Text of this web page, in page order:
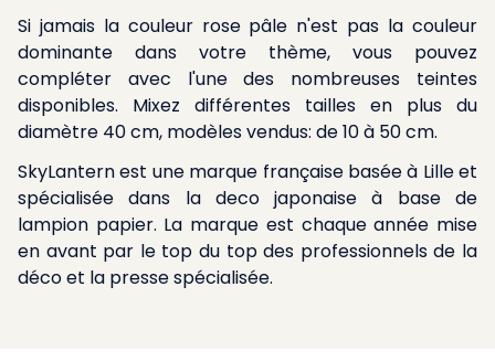
Si jamais la couleur rose pâle n'est pas la couleur
dominante dans votre thème, vous pouvez
compléter avec l'une des nombreuses teintes
disponibles. Mixez différentes tailles en plus du
diamètre 40 cm, modèles vendus: de 10 à 50 cm.
SkyLantern est une marque française basée à Lille et
spécialisée dans la deco japonaise à base de
lampion papier. La marque est chaque année mise
en avant par le top du top des professionnels de la
déco et la presse spécialisée.